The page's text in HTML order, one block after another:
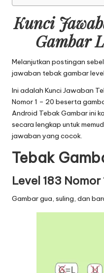
Kunci
Gambar
Melanjutkan postingan
jawaban tebak gambar
Ini adalah Kunci Jawaban
Nomor 1 – 20 beserta
Android Tebak Gambar ini
secara lengkap untuk
jawaban yang cocok.
Tebak
Level 183 Nomor
Gambar gua, suling, dan